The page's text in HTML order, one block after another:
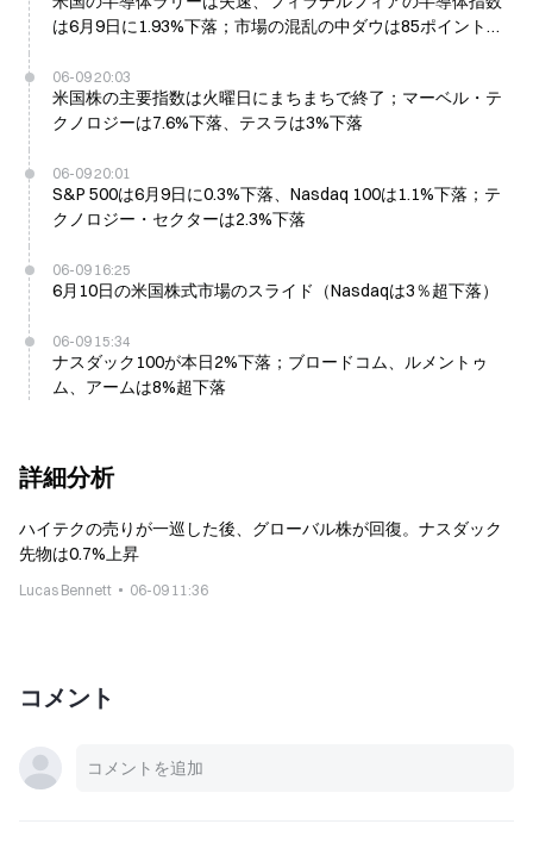
は6月9日に1.93%下落；市場の混乱の中ダウは85ポイント上
06-09 20:03
米国株の主要指数は火曜日にまちまちで終了；マーベル・テ
クノロジーは7.6%下落、テスラは3%下落
06-09 20:01
S&P 500は6月9日に0.3%下落、Nasdaq 100は1.1%下落；テ
クノロジー・セクターは2.3%下落
06-09 16:25
6月10日の米国株式市場のスライド（Nasdaqは3％超下落）
06-09 15:34
ナスダック100が本日2%下落；ブロードコム、ルメントゥ
ム、アームは8%超下落
詳細分析
ハイテクの売りが一巡した後、グローバル株が回復。ナスダック
先物は0.7%上昇
Lucas Bennett 06-09 11:36
コメント